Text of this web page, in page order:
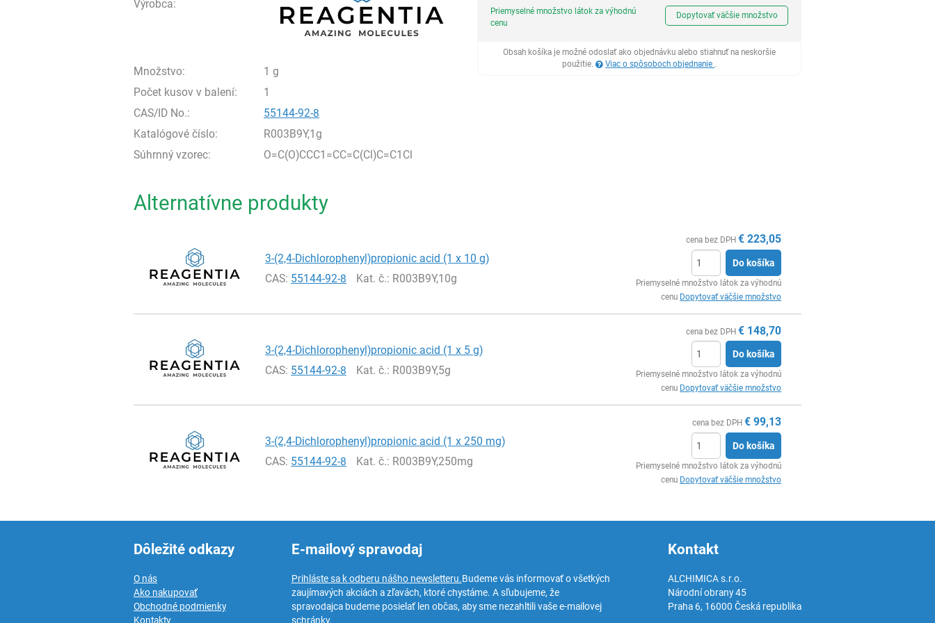
Výrobca:
Množstvo:
1 g
Počet kusov v balení:
1
CAS/ID No.:
55144-92-8
Katalógové číslo:
R003B9Y,1g
Súhrnný vzorec:
O=C(O)CCC1=CC=C(Cl)C=C1Cl
Ks
Priemyselné množstvo látok za výhodnú
cenu
Dopytovať väčšie množstvo
Obsah košíka je možné odoslať ako objednávku alebo stiahnuť na neskoršie
použitie.
Viac o spôsoboch objednanie .
Alternatívne produkty
3-(2,4-Dichlorophenyl)propionic acid (1 x 10 g)
CAS: 55144-92-8 Kat. č.: R003B9Y,10g
cena bez DPH € 223,05
Do košíka
Priemyselné množstvo látok za výhodnú
cenu Dopytovať väčšie množstvo
3-(2,4-Dichlorophenyl)propionic acid (1 x 5 g)
CAS: 55144-92-8 Kat. č.: R003B9Y,5g
cena bez DPH € 148,70
Do košíka
Priemyselné množstvo látok za výhodnú
cenu Dopytovať väčšie množstvo
3-(2,4-Dichlorophenyl)propionic acid (1 x 250 mg)
CAS: 55144-92-8 Kat. č.: R003B9Y,250mg
cena bez DPH € 99,13
Do košíka
Priemyselné množstvo látok za výhodnú
cenu Dopytovať väčšie množstvo
Dôležité odkazy
O nás
Ako nakupovať
Obchodné podmienky
Kontakty
E-mailový spravodaj
Prihláste sa k odberu nášho newsletteru.Budeme vás informovať o všetkých
zaujímavých akciách a zľavách, ktoré chystáme. A sľubujeme, že
spravodajca budeme posielať len občas, aby sme nezahltili vaše e-mailovej
schránky.
Kontakt
ALCHIMICA s.r.o.
Národní obrany 45
Praha 6, 16000 Česká republika